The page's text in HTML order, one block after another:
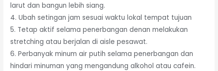
larut dan bangun lebih siang.
4. Ubah setingan jam sesuai waktu lokal tempat tujuan
5. Tetap aktif selama penerbangan denan melakukan
stretching atau berjalan di aisle pesawat.
6. Perbanyak minum air putih selama penerbangan dan
hindari minuman yang mengandung alkohol atau cafein.